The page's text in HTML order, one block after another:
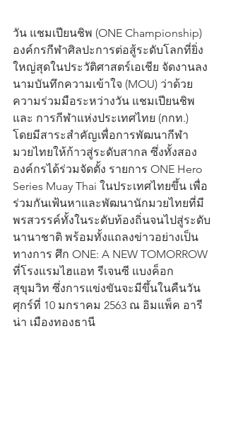
วัน แชมเปียนชิพ (ONE Championship)
องค์กรกีฬาศิลปะการต่อสู้ระดับโลกที่ยิ่ง
ใหญ่สุดในประวัติศาสตร์เอเชีย จัดงานลง
นามบันทึกความเข้าใจ (MOU) ว่าด้วย
ความร่วมมือระหว่างวัน แชมเปียนชิพ
และ การกีฬาแห่งประเทศไทย (กกท.)
โดยมีสาระสำคัญเพื่อการพัฒนากีฬา
มวยไทยให้ก้าวสู่ระดับสากล ซึ่งทั้งสอง
องค์กรได้ร่วมจัดตั้ง รายการ ONE Hero
Series Muay Thai ในประเทศไทยขึ้น เพื่อ
ร่วมกันเฟ้นหาและพัฒนานักมวยไทยที่มี
พรสวรรค์ทั้งในระดับท้องถิ่นจนไปสู่ระดับ
นานาชาติ พร้อมทั้งแถลงข่าวอย่างเป็น
ทางการ ศึก ONE: A NEW TOMORROW
ที่โรงแรมไฮแอท รีเจนซี แบงค็อก
สุขุมวิท ซึ่งการแข่งขันจะมีขึ้นในคืนวัน
ศุกร์ที่ 10 มกราคม 2563 ณ อิมแพ็ค อารี
น่า เมืองทองธานี